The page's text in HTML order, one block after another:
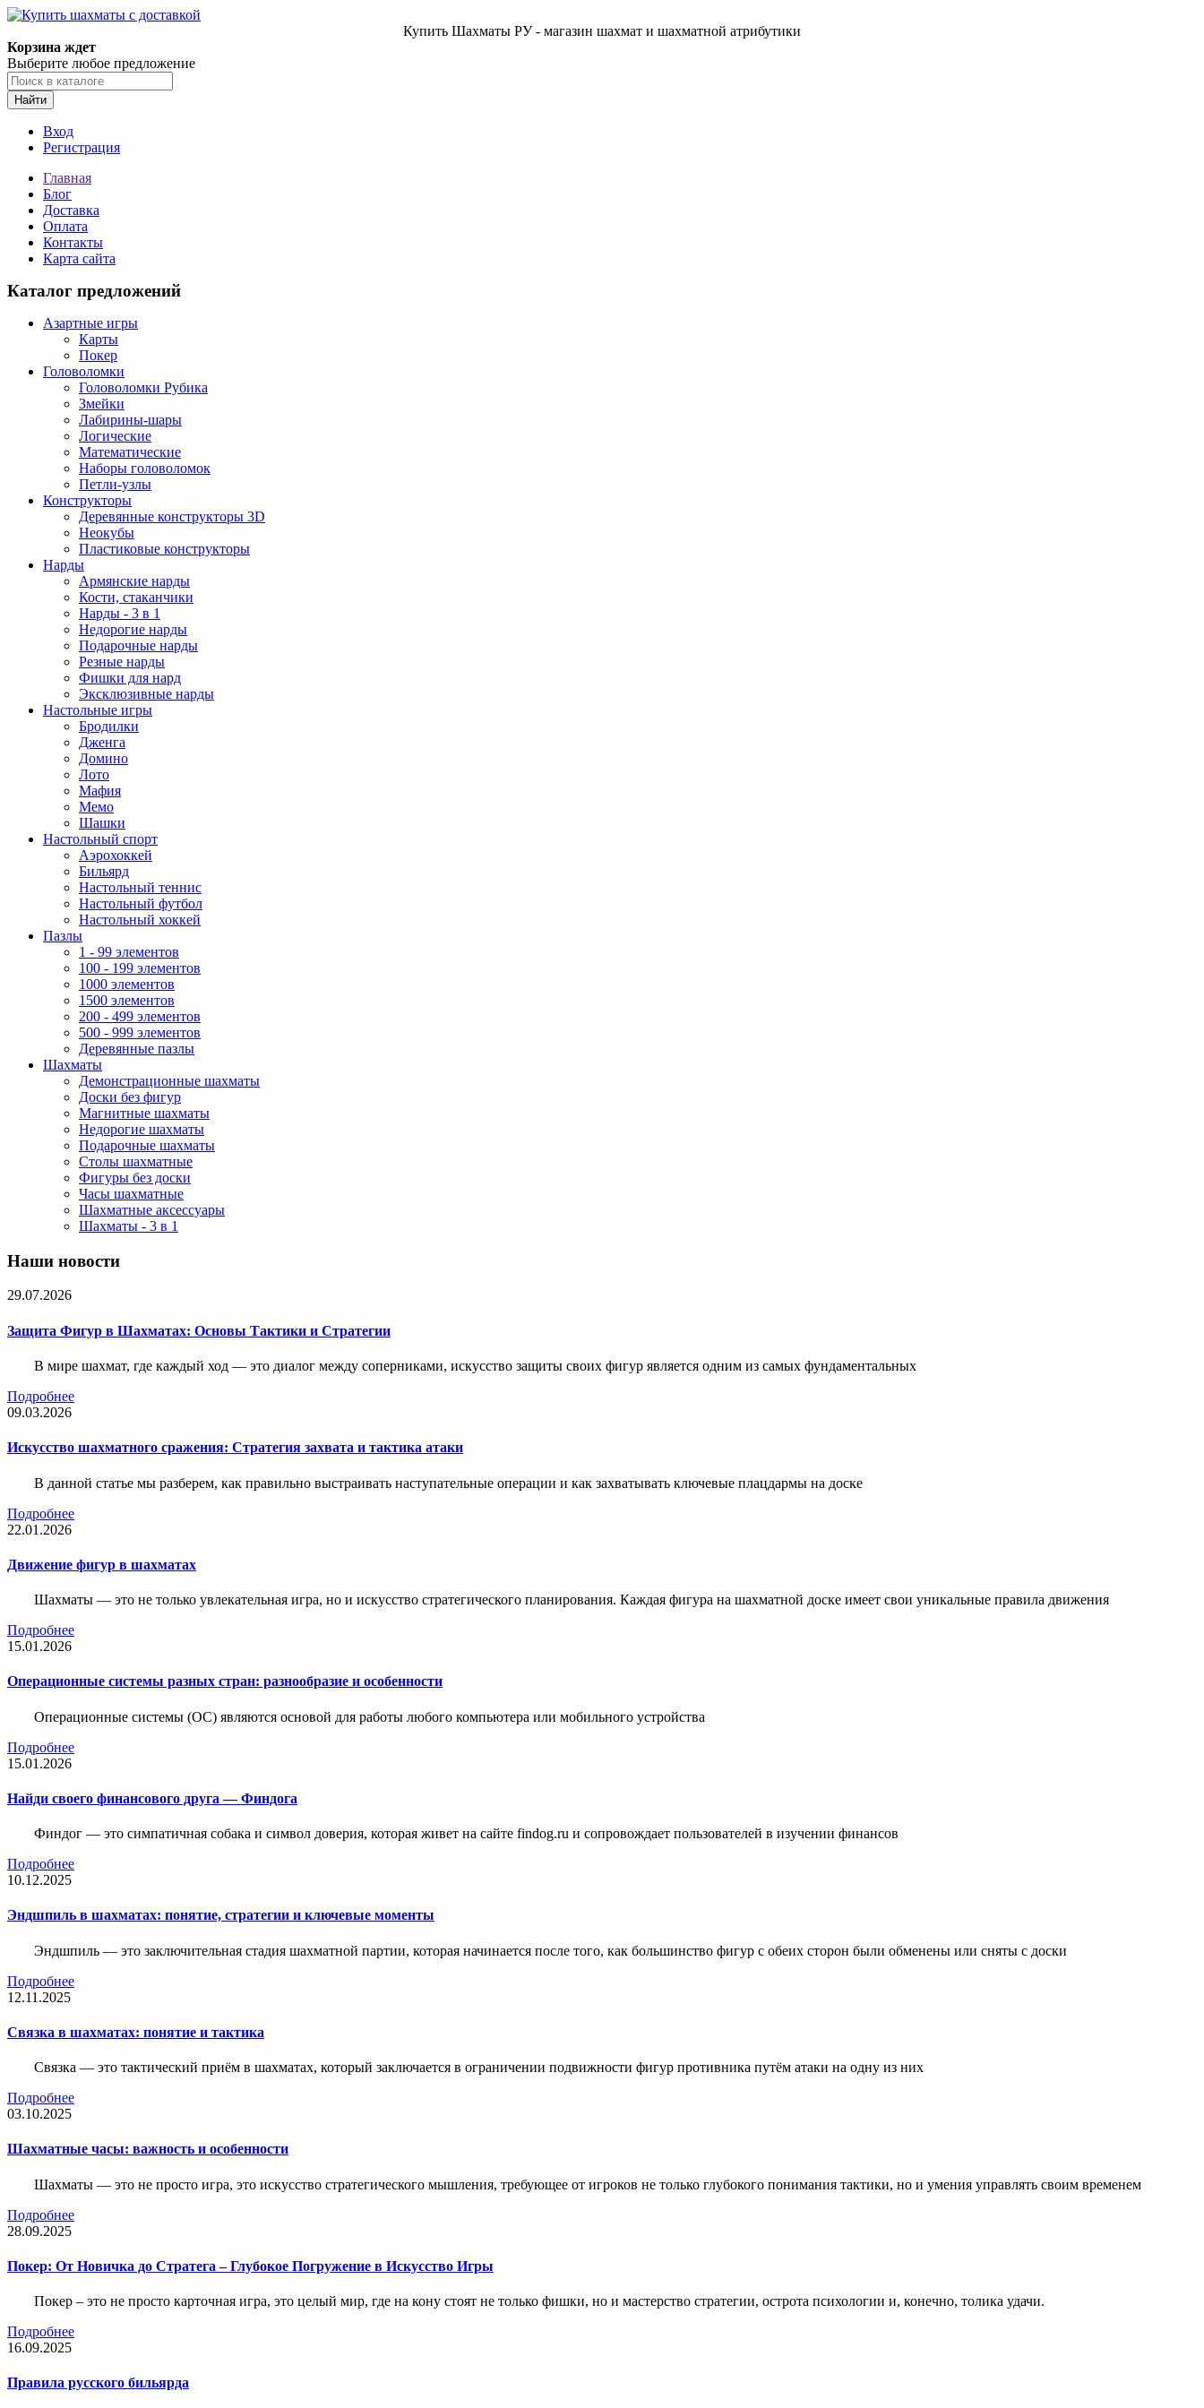
Купить Шахматы РУ - магазин шахмат и шахматной атрибутики
Корзина ждет
Выберите любое предложение
Найти
Вход
Регистрация
Главная
Блог
Доставка
Оплата
Контакты
Карта сайта
Каталог предложений
Азартные игры
Карты
Покер
Головоломки
Головоломки Рубика
Змейки
Лабирины-шары
Логические
Математические
Наборы головоломок
Петли-узлы
Конструкторы
Деревянные конструкторы 3D
Неокубы
Пластиковые конструкторы
Нарды
Армянские нарды
Кости, стаканчики
Нарды - 3 в 1
Недорогие нарды
Подарочные нарды
Резные нарды
Фишки для нард
Эксклюзивные нарды
Настольные игры
Бродилки
Дженга
Домино
Лото
Мафия
Мемо
Шашки
Настольный спорт
Аэрохоккей
Бильярд
Настольный теннис
Настольный футбол
Настольный хоккей
Пазлы
1 - 99 элементов
100 - 199 элементов
1000 элементов
1500 элементов
200 - 499 элементов
500 - 999 элементов
Деревянные пазлы
Шахматы
Демонстрационные шахматы
Доски без фигур
Магнитные шахматы
Недорогие шахматы
Подарочные шахматы
Столы шахматные
Фигуры без доски
Часы шахматные
Шахматные аксессуары
Шахматы - 3 в 1
Наши новости
29.07.2026
Защита Фигур в Шахматах: Основы Тактики и Стратегии
В мире шахмат, где каждый ход — это диалог между соперниками, искусство защиты своих фигур является одним из самых фундаментальных
Подробнее
09.03.2026
Искусство шахматного сражения: Стратегия захвата и тактика атаки
В данной статье мы разберем, как правильно выстраивать наступательные операции и как захватывать ключевые плацдармы на доске
Подробнее
22.01.2026
Движение фигур в шахматах
Шахматы — это не только увлекательная игра, но и искусство стратегического планирования. Каждая фигура на шахматной доске имеет свои уникальные правила движения
Подробнее
15.01.2026
Операционные системы разных стран: разнообразие и особенности
Операционные системы (ОС) являются основой для работы любого компьютера или мобильного устройства
Подробнее
15.01.2026
Найди своего финансового друга — Финдога
Финдог — это симпатичная собака и символ доверия, которая живет на сайте findog.ru и сопровождает пользователей в изучении финансов
Подробнее
10.12.2025
Эндшпиль в шахматах: понятие, стратегии и ключевые моменты
Эндшпиль — это заключительная стадия шахматной партии, которая начинается после того, как большинство фигур с обеих сторон были обменены или сняты с доски
Подробнее
12.11.2025
Связка в шахматах: понятие и тактика
Связка — это тактический приём в шахматах, который заключается в ограничении подвижности фигур противника путём атаки на одну из них
Подробнее
03.10.2025
Шахматные часы: важность и особенности
Шахматы — это не просто игра, это искусство стратегического мышления, требующее от игроков не только глубокого понимания тактики, но и умения управлять своим временем
Подробнее
28.09.2025
Покер: От Новичка до Стратега – Глубокое Погружение в Искусство Игры
Покер – это не просто карточная игра, это целый мир, где на кону стоят не только фишки, но и мастерство стратегии, острота психологии и, конечно, толика удачи.
Подробнее
16.09.2025
Правила русского бильярда